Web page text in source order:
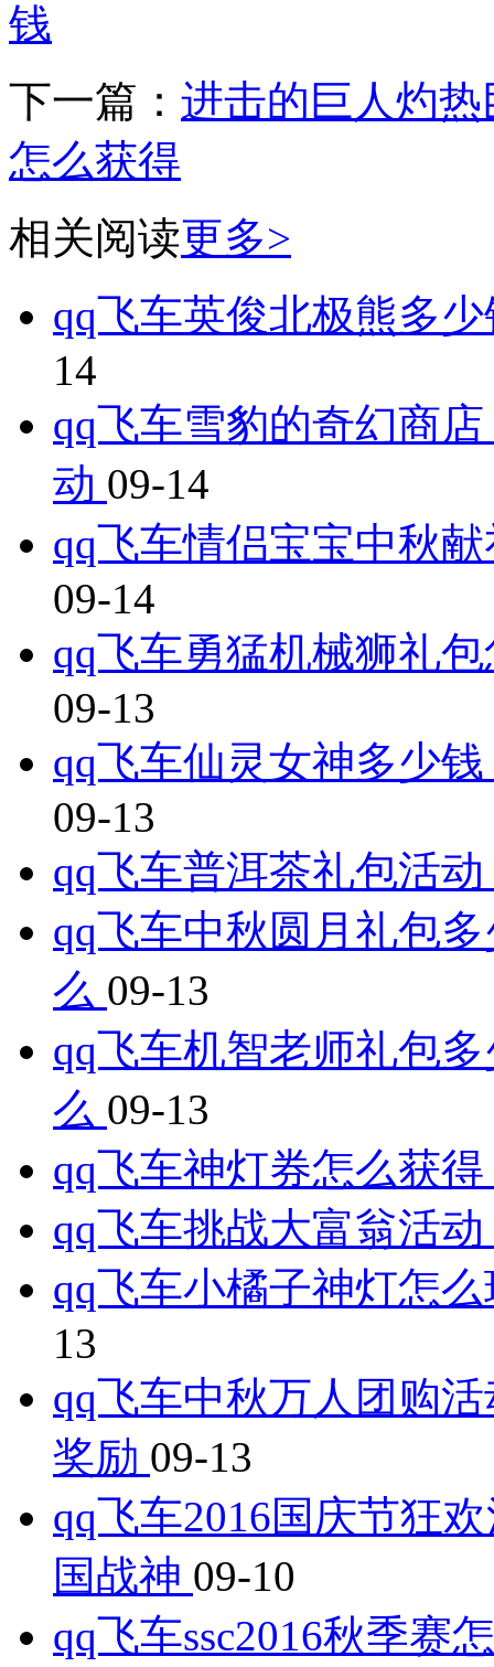
钱
下一篇： 进击的巨人灼
怎么获得
相关阅读更多>
qq飞车英俊北极熊多
14
qq飞车雪豹的奇幻商
动 09-14
qq飞车情侣宝宝中秋
09-14
qq飞车勇猛机械狮礼
09-13
qq飞车仙灵女神多少
09-13
qq飞车普洱茶礼包活
qq飞车中秋圆月礼包
么 09-13
qq飞车机智老师礼包
么 09-13
qq飞车神灯券怎么获
qq飞车挑战大富翁活
qq飞车小橘子神灯怎
13
qq飞车中秋万人团购
奖励 09-13
qq飞车2016国庆节狂
国战神 09-10
qq飞车ssc2016秋季赛